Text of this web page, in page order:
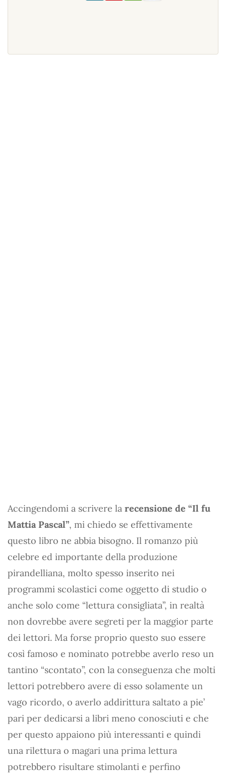
Accingendomi a scrivere la recensione de “Il fu
Mattia Pascal”, mi chiedo se effettivamente
questo libro ne abbia bisogno. Il romanzo più
celebre ed importante della produzione
pirandelliana, molto spesso inserito nei
programmi scolastici come oggetto di studio o
anche solo come “lettura consigliata”, in realtà
non dovrebbe avere segreti per la maggior parte
dei lettori. Ma forse proprio questo suo essere
così famoso e nominato potrebbe averlo reso un
tantino “scontato”, con la conseguenza che molti
lettori potrebbero avere di esso solamente un
vago ricordo, o averlo addirittura saltato a pie’
pari per dedicarsi a libri meno conosciuti e che
per questo appaiono più interessanti e quindi
una rilettura o magari una prima lettura
potrebbero risultare stimolanti e perfino